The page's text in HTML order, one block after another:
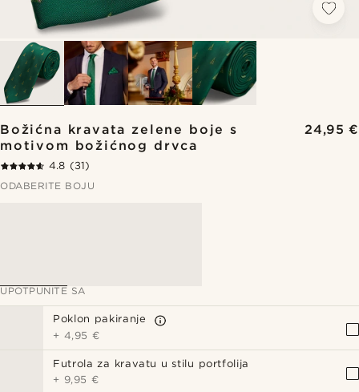
Božićna kravata zelene boje s
motivom božićnog drvca
24,95 €
4.8 (31)
ODABERITE BOJU
UPOTPUNITE SA
Poklon pakiranje
+ 4,95 €
Futrola za kravatu u stilu portfolija
+ 9,95 €